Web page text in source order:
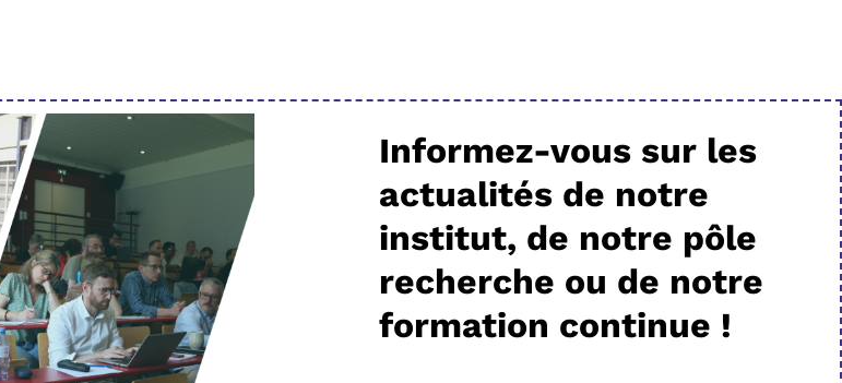
Informez-vous sur les
actualités de notre
institut, de notre pôle
recherche ou de notre
formation continue !